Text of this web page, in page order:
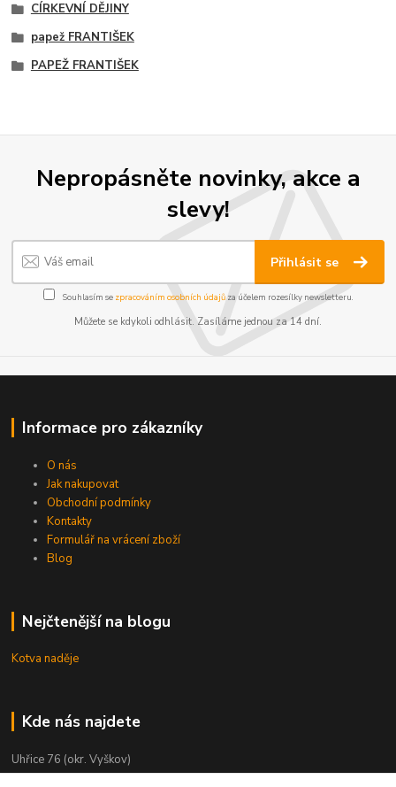
CÍRKEVNÍ DĚJINY
papež FRANTIŠEK
PAPEŽ FRANTIŠEK
Nepropásněte novinky, akce a
slevy!
Přihlásit se
Souhlasím se zpracováním osobních údajůza účelem rozesílky newsletteru.
Můžete se kdykoli odhlásit. Zasíláme jednou za 14 dní.
Informace pro zákazníky
O nás
Jak nakupovat
Obchodní podmínky
Kontakty
Formulář na vrácení zboží
Blog
Nejčtenější na blogu
Kotva naděje
Kde nás najdete
Uhřice 76 (okr. Vyškov)